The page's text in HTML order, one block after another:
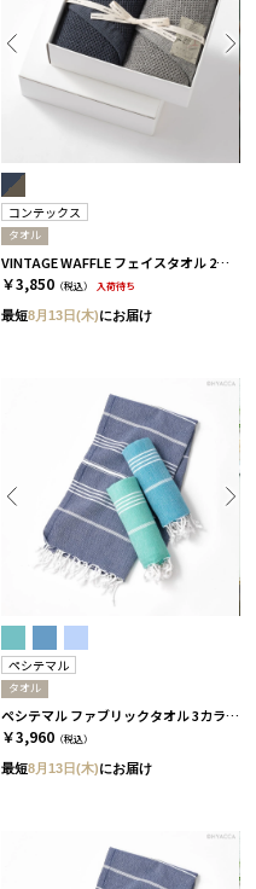
コンテックス
タオル
VINTAGE WAFFLE フェイスタオル 2枚セット［コンテックス］
￥3,850 （税込） 入荷待ち
最短8月13日(木)にお届け
ペシテマル
タオル
ペシテマル ファブリックタオル 3カラー コバルト
￥3,960 （税込）
最短8月13日(木)にお届け